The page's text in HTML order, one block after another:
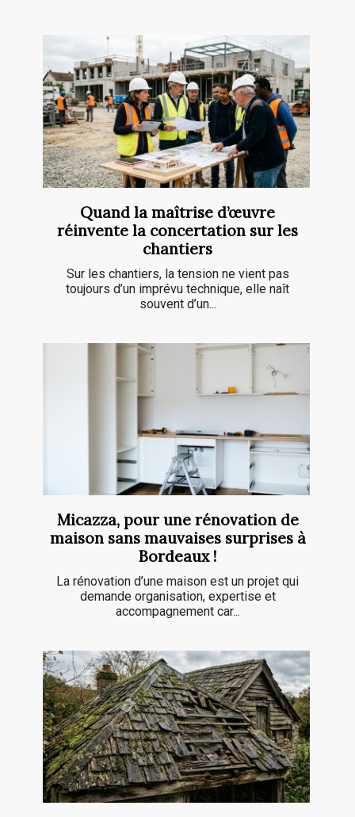
Quand la maîtrise d’œuvre
réinvente la concertation sur les
chantiers
Sur les chantiers, la tension ne vient pas
toujours d’un imprévu technique, elle naît
souvent d’un...
Micazza, pour une rénovation de
maison sans mauvaises surprises à
Bordeaux !
La rénovation d’une maison est un projet qui
demande organisation, expertise et
accompagnement car...